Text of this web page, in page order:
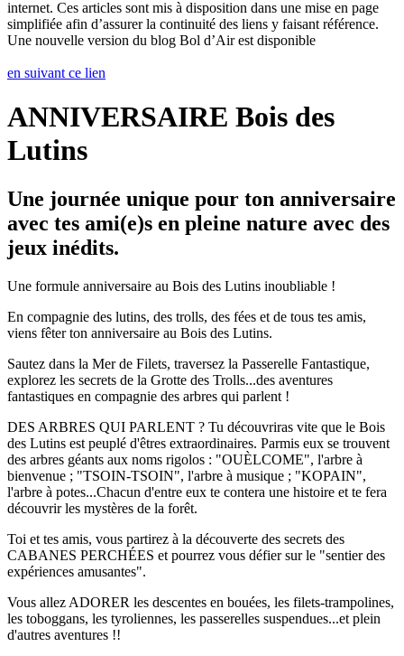
internet. Ces articles sont mis à disposition dans une mise en page
simplifiée afin d’assurer la continuité des liens y faisant référence.
Une nouvelle version du blog Bol d’Air est disponible
en suivant ce lien
ANNIVERSAIRE Bois des
Lutins
Une journée unique pour ton anniversaire
avec tes ami(e)s en pleine nature avec des
jeux inédits.
Une formule anniversaire au Bois des Lutins inoubliable !
En compagnie des lutins, des trolls, des fées et de tous tes amis,
viens fêter ton anniversaire au Bois des Lutins.
Sautez dans la Mer de Filets, traversez la Passerelle Fantastique,
explorez les secrets de la Grotte des Trolls...des aventures
fantastiques en compagnie des arbres qui parlent !
DES ARBRES QUI PARLENT ? Tu découvriras vite que le Bois
des Lutins est peuplé d'êtres extraordinaires. Parmis eux se trouvent
des arbres géants aux noms rigolos : "OUÈLCOME", l'arbre à
bienvenue ; "TSOIN-TSOIN", l'arbre à musique ; "KOPAIN",
l'arbre à potes...Chacun d'entre eux te contera une histoire et te fera
découvrir les mystères de la forêt.
Toi et tes amis, vous partirez à la découverte des secrets des
CABANES PERCHÉES et pourrez vous défier sur le "sentier des
expériences amusantes".
Vous allez ADORER les descentes en bouées, les filets-trampolines,
les toboggans, les tyroliennes, les passerelles suspendues...et plein
d'autres aventures !!